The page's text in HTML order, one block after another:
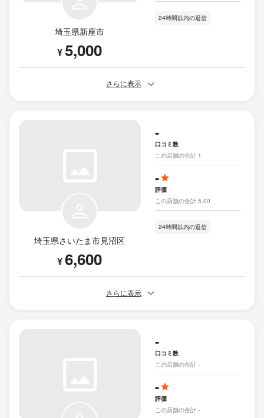
埼玉県新座市
¥5,000
24時間以内の返信
さらに表示
埼玉県さいたま市見沼区
¥6,600
-
口コミ数
この店舗の合計 1
-
評価
この店舗の合計 5.00
24時間以内の返信
さらに表示
-
口コミ数
この店舗の合計 -
-
評価
この店舗の合計 -